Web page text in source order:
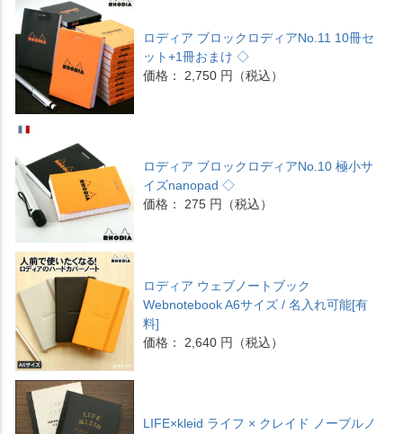
ロディア ブロックロディアNo.11 10冊セ
ット+1冊おまけ ◇
価格： 2,750 円（税込）
ロディア ブロックロディアNo.10 極小サ
イズnanopad ◇
価格： 275 円（税込）
ロディア ウェブノートブック
Webnotebook A6サイズ / 名入れ可能[有
料]
価格： 2,640 円（税込）
LIFE×kleid ライフ × クレイド ノーブルノ